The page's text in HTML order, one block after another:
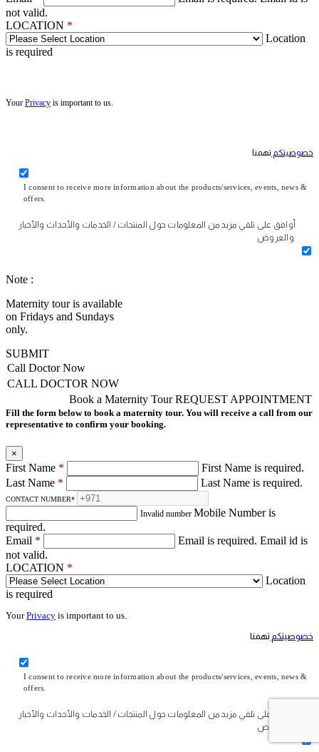
not valid.
LOCATION *
Location
is required
Your Privacy is important to us.
خصوصيتكم تهمنا
I consent to receive more information about the products/services, events, news &
offers.
أوافق على تلقي مزيد من المعلومات حول المنتجات / الخدمات والأحداث والأخبار
Note :
Maternity tour is available
on Fridays and Sundays
only.
SUBMIT
Call Doctor Now
CALL DOCTOR NOW
REQUEST APPOINTMENT
Book a Maternity Tour
Fill the form below to book a maternity tour. You will receive a call from our
representative to confirm your booking.
×
First Name *
First Name is required.
Last Name * Last Name is required.
CONTACT NUMBER*
Invalid number Mobile Number is
required.
Email * Email is required. Email id is
not valid.
LOCATION *
Location
is required
YourPrivacy is important to us.
خصوصيتكم تهمنا
I consent to receive more information about the products/services, events, news &
offers.
أوافق على تلقي مزيد من المعلومات حول المنتجات / الخدمات والأحداث والأخبار